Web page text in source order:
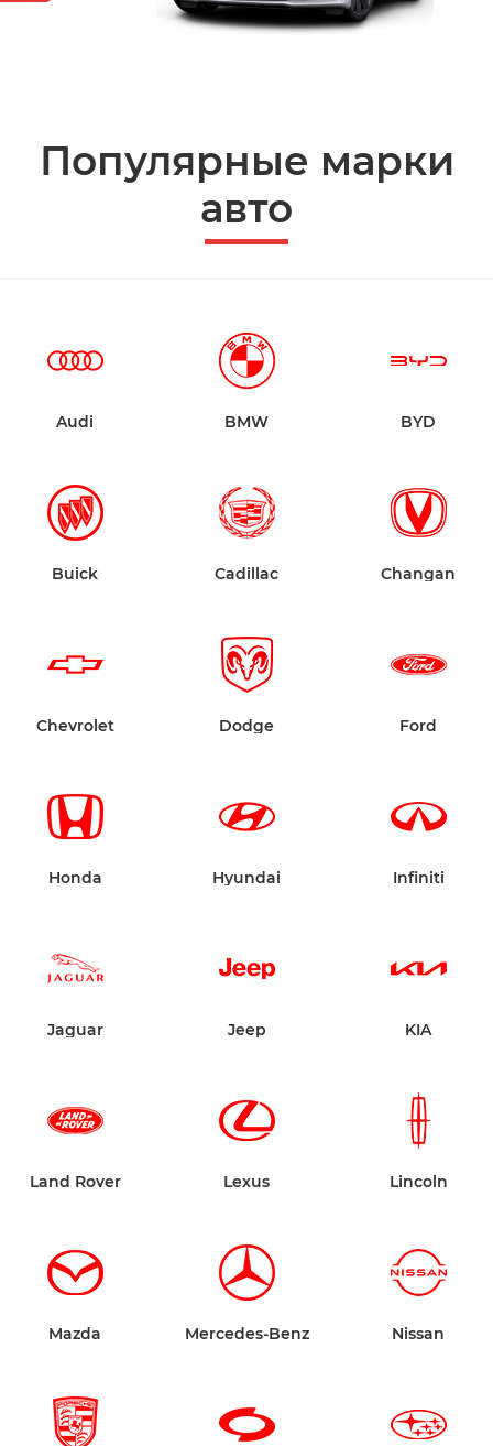
Популярные марки
авто
Audi BMW BYD
Buick Cadillac Changan
Chevrolet Dodge Ford
Honda Hyundai Infiniti
Jaguar Jeep KIA
Land Rover Lexus Lincoln
Mazda Mercedes-Benz Nissan